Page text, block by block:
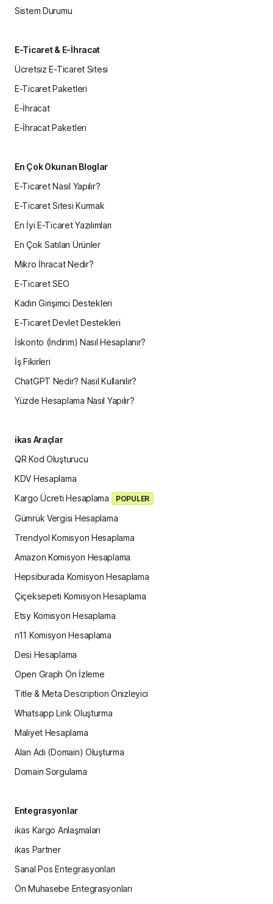
En Çok Okunan Bloglar
E-Ticaret Nasıl Yapılır?
E-Ticaret Sitesi Kurmak
En İyi E-Ticaret Yazılımları
En Çok Satılan Ürünler
Mikro İhracat Nedir?
E-Ticaret SEO
Kadın Girişimci Destekleri
E-Ticaret Devlet Destekleri
İskonto (İndirim) Nasıl Hesaplanır?
İş Fikirleri
ChatGPT Nedir? Nasıl Kullanılır?
Yüzde Hesaplama Nasıl Yapılır?
Sistem Durumu
Entegrasyonlar
ikas Kargo Anlaşmaları
ikas Partner
Sanal Pos Entegrasyonları
Ön Muhasebe Entegrasyonları
E-Ticaret & E-İhracat
Ücretsiz E-Ticaret Sitesi
E-Ticaret Paketleri
E-İhracat
E-İhracat Paketleri
ikas Araçlar
QR Kod Oluşturucu
KDV Hesaplama
Kargo Ücreti Hesaplama
POPULER
Gümrük Vergisi Hesaplama
Trendyol Komisyon Hesaplama
Amazon Komisyon Hesaplama
Hepsiburada Komisyon Hesaplama
Çiçeksepeti Komisyon Hesaplama
Etsy Komisyon Hesaplama
n11 Komisyon Hesaplama
Desi Hesaplama
Open Graph Ön İzleme
Title & Meta Description Önizleyici
Whatsapp Link Oluşturma
Maliyet Hesaplama
Alan Adı (Domain) Oluşturma
Domain Sorgulama